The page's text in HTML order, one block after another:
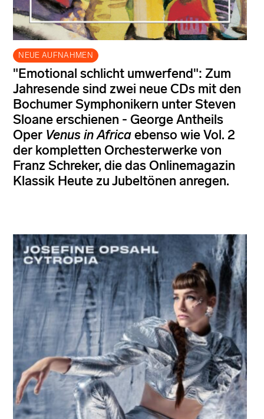
NEUE AUFNAHMEN
"Emotional schlicht umwerfend": Zum
Jahresende sind zwei neue CDs mit den
Bochumer Symphonikern unter Steven
Sloane erschienen - George Antheils
Oper Venus in Africaebenso wie Vol. 2
der kompletten Orchesterwerke von
Franz Schreker, die das Onlinemagazin
Klassik Heute zu Jubeltönen anregen.